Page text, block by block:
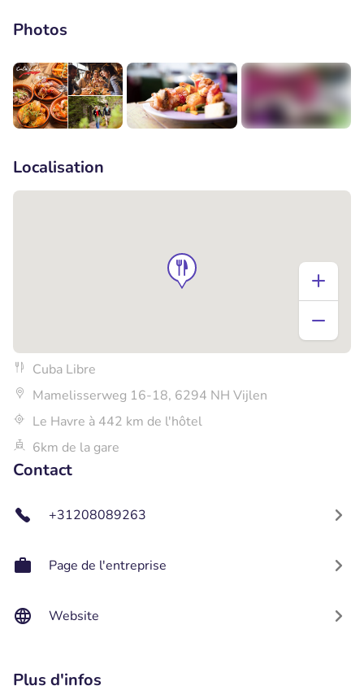
Photos
Localisation
Cuba Libre
Mamelisserweg 16-18, 6294 NH Vijlen
Le Havre à 442 km de l'hôtel
6km de la gare
Contact
+31208089263
Page de l'entreprise
Website
Plus d'infos